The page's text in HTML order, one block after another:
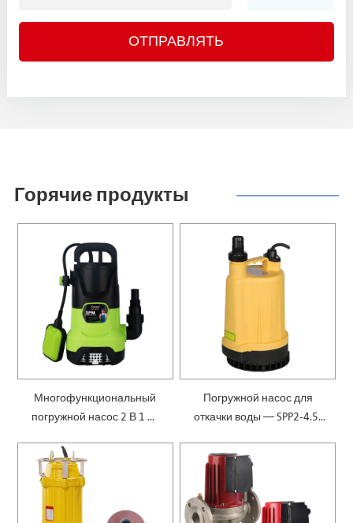
Горячие продукты
Многофункциональный
погружной насос 2 В 1 —
Погружной насос для
откачки воды — SPP2-4.5-